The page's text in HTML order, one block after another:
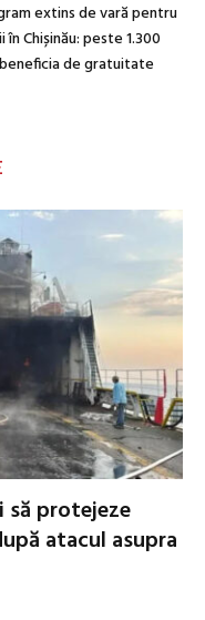
extins de vară pentru
în Chișinău: peste 1.300
de gratuitate
să protejeze
atacul asupra